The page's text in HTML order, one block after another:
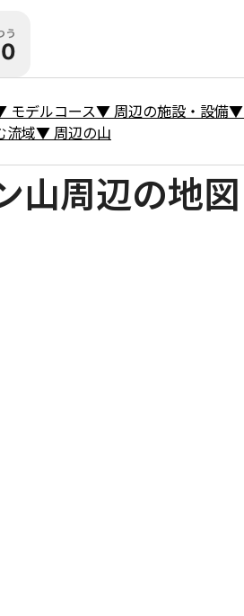
う
モデルコース▼ 周辺の施設・設備▼
流域▼ 周辺の山
山周辺の地図